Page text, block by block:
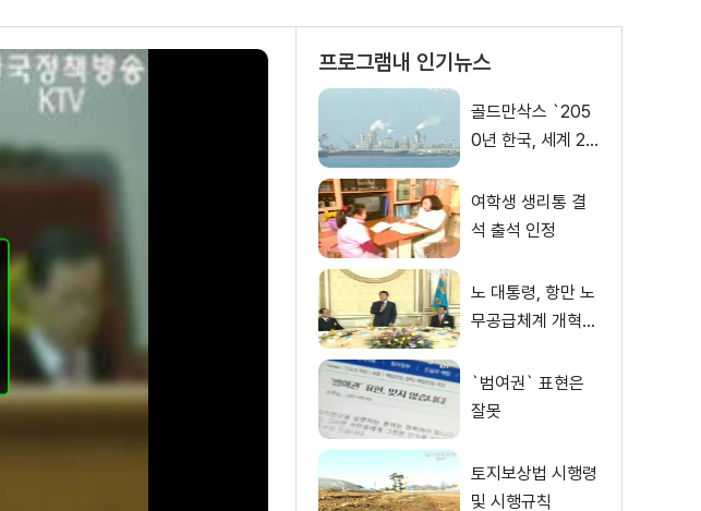
프로그램내 인기뉴스
골드만삭스 `205
0년 한국, 세계 2
여학생 생리통 결
석 출석 인정
노 대통령, 항만 노
무공급체계 개혁
`범여권` 표현은
잘못
토지보상법 시행령
및 시행규칙